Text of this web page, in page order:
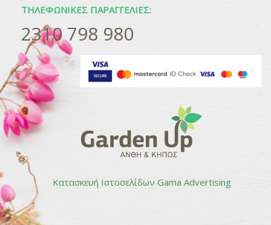
ΤΗΛΕΦΩΝΙΚΈΣ ΠΑΡΑΓΓΕΛΊΕΣ:
2310 798 980
Κατασκευή Ιστοσελίδων Gama Advertising